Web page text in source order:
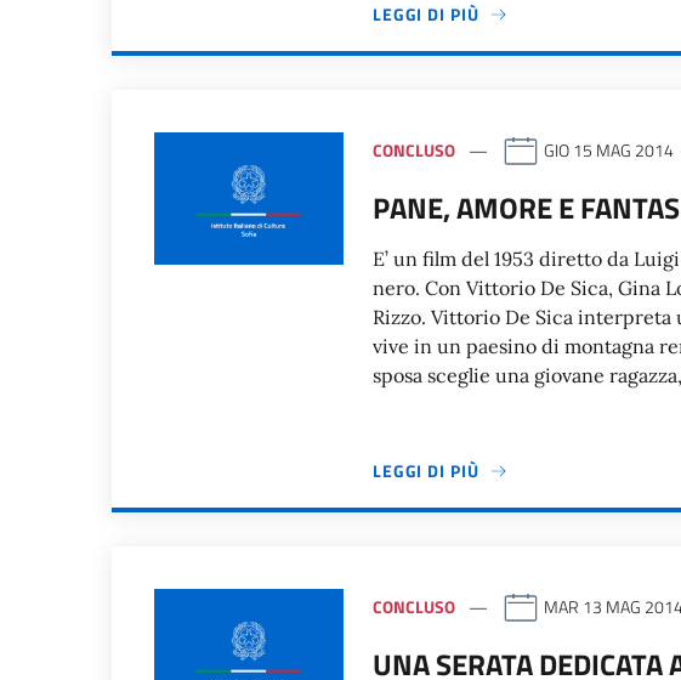
LEGGI DI PIÙ
CONCLUSO GIO 15 MAG 2014
PANE, AMORE E
E’ un film del 1953 diretto da
nero. Con Vittorio De Sica, Gina
Rizzo. Vittorio De Sica interpreta
vive in un paesino di montagna
sposa sceglie una giovane
LEGGI DI PIÙ
CONCLUSO MAR 13 MAG
UNA SERATA DEDICATA